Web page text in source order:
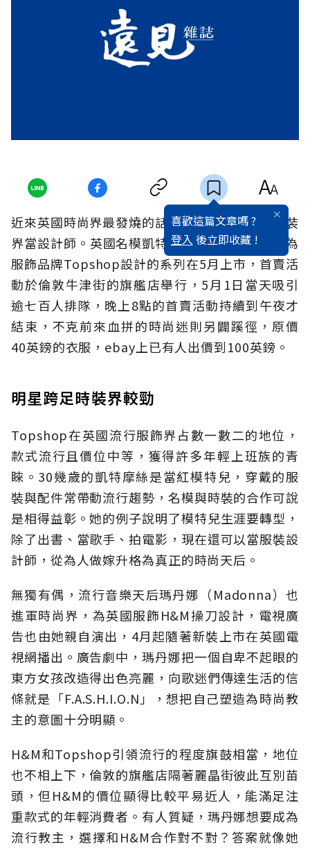
喜歡這篇文章嗎 ?
登入 後立即收藏 !
近來英國時尚界最發燒的話題，就是明星跨足服裝
界當設計師。英國名模凱特摩絲（Kate Moss）為
服飾品牌Topshop設計的系列在5月上市，首賣活
動於倫敦牛津街的旗艦店舉行，5月1日當天吸引
逾七百人排隊，晚上8點的首賣活動持續到午夜才
結束，不克前來血拼的時尚迷則另闢蹊徑，原價
40英鎊的衣服，ebay上已有人出價到100英鎊。
明星跨足時裝界較勁
Topshop在英國流行服飾界占數一數二的地位，
款式流行且價位中等，獲得許多年輕上班族的青
睞。30幾歲的凱特摩絲是當紅模特兒，穿戴的服
裝與配件常帶動流行趨勢，名模與時裝的合作可說
是相得益彰。她的例子說明了模特兒生涯要轉型，
除了出書、當歌手、拍電影，現在還可以當服裝設
計師，從為人做嫁升格為真正的時尚天后。
無獨有偶，流行音樂天后瑪丹娜（Madonna）也
進軍時尚界，為英國服飾H&M操刀設計，電視廣
告也由她親自演出，4月起隨著新裝上市在英國電
視網播出。廣告劇中，瑪丹娜把一個自卑不起眼的
東方女孩改造得出色亮麗，向歌迷們傳達生活的信
條就是「F.A.S.H.I.O.N」，想把自己塑造為時尚教
主的意圖十分明顯。
H&M和Topshop引領流行的程度旗鼓相當，地位
也不相上下，倫敦的旗艦店隔著麗晶街彼此互別苗
頭，但H&M的價位顯得比較平易近人，能滿足注
重款式的年輕消費者。有人質疑，瑪丹娜想要成為
流行教主，選擇和H&M合作對不對？答案就像她